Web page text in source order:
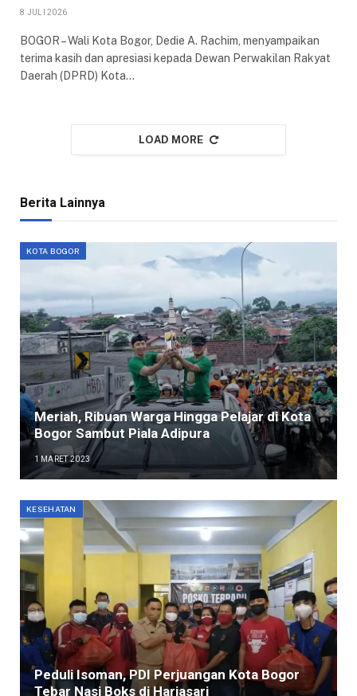
8 JULI 2026
BOGOR – Wali Kota Bogor, Dedie A. Rachim, menyampaikan
terima kasih dan apresiasi kepada Dewan Perwakilan Rakyat
Daerah (DPRD) Kota…
LOAD MORE
Berita Lainnya
KOTA BOGOR
Meriah, Ribuan Warga Hingga Pelajar di Kota
Bogor Sambut Piala Adipura
1 MARET 2023
KESEHATAN
Peduli Isoman, PDI Perjuangan Kota Bogor
Tebar Nasi Boks di Harjasari